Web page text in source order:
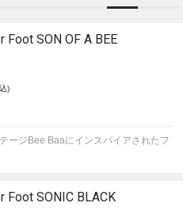
Foot SON OF A BEE
)
ージBee Baaにインスパイアされたフ
Foot SONIC BLACK